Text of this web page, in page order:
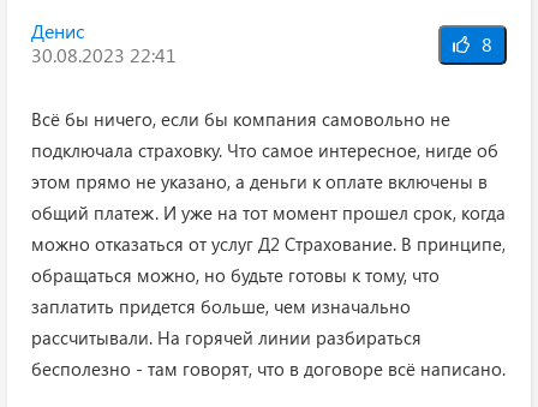
Денис
30.08.2023 22:41
8
Всё бы ничего, если бы компания самовольно не
подключала страховку. Что самое интересное, нигде об
этом прямо не указано, а деньги к оплате включены в
общий платеж. И уже на тот момент прошел срок, когда
можно отказаться от услуг Д2 Страхование. В принципе,
обращаться можно, но будьте готовы к тому, что
заплатить придется больше, чем изначально
рассчитывали. На горячей линии разбираться
бесполезно - там говорят, что в договоре всё написано.